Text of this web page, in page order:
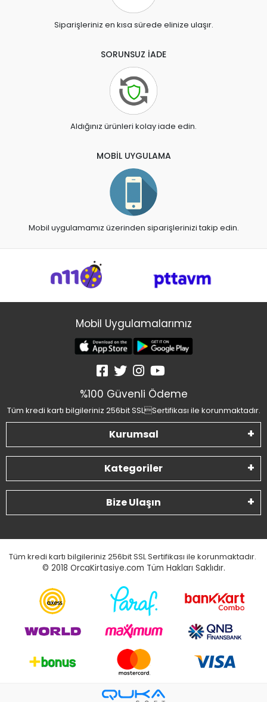
Siparişleriniz en kısa sürede elinize ulaşır.
SORUNSUZ İADE
Aldığınız ürünleri kolay iade edin.
MOBİL UYGULAMA
Mobil uygulamamız üzerinden siparişlerinizi takip edin.
Mobil Uygulamalarımız
%100 Güvenli Ödeme
Tüm kredi kartı bilgileriniz 256bit SSLSertifikası ile korunmaktadır.
Kurumsal
Kategoriler
Bize Ulaşın
Tüm kredi kartı bilgileriniz 256bit SSL Sertifikası ile korunmaktadır.
© 2018 OrcaKirtasiye.com Tüm Hakları Saklıdır.